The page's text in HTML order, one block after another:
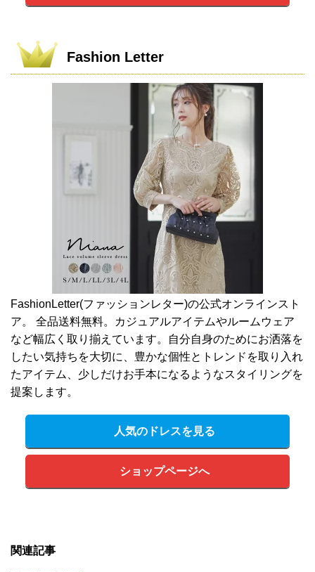
Fashion Letter
FashionLetter(ファッションレター)の公式オンラインスト
ア。 全品送料無料。カジュアルアイテムやルームウェア
など幅広く取り揃えています。自分自身のためにお洒落を
したい気持ちを大切に、豊かな個性とトレンドを取り入れ
たアイテム、少しだけお手本になるようなスタイリングを
提案します。
人気のドレスを見る
ショップページへ
関連記事